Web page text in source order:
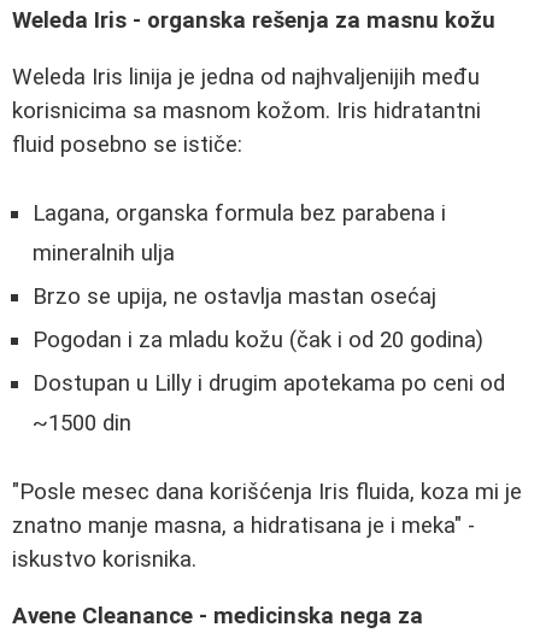
Weleda Iris - organska rešenja za masnu kožu
Weleda Iris linija je jedna od najhvaljenijih među
korisnicima sa masnom kožom. Iris hidratantni
fluid posebno se ističe:
Lagana, organska formula bez parabena i
mineralnih ulja
Brzo se upija, ne ostavlja mastan osećaj
Pogodan i za mladu kožu (čak i od 20 godina)
Dostupan u Lilly i drugim apotekama po ceni od
~1500 din
"Posle mesec dana korišćenja Iris fluida, koza mi je
znatno manje masna, a hidratisana je i meka" -
iskustvo korisnika.
Avene Cleanance - medicinska nega za